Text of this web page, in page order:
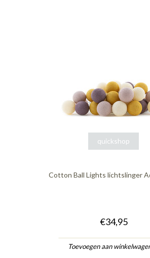
quickshop
Cotton Ball Lights lichtslinger
€34,95
Toevoegen aan